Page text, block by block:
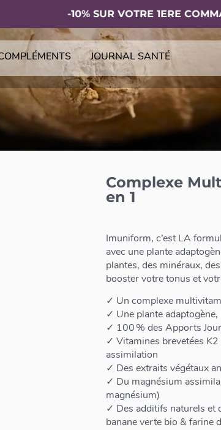
-10% SUR VOTRE 1ERE COMMANDE
JOURNAL SANTÉ
Complexe
en 1
Imuniform, c’est LA
avec une plante
plantes, des minéraux,
booster votre tonus et
✓ Un complexe
✓ Une plante
✓ 100 % des Apports
✓ Vitamines brevetées
assimilation
✓ Des extraits végétaux
✓ Du magnésium
magnésium)
✓ Des additifs naturels et
banane verte bio & farine